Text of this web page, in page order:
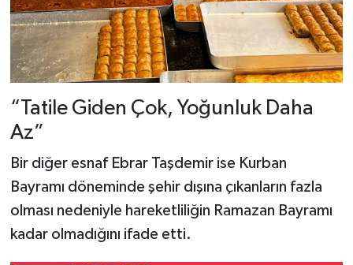
“Tatile Giden Çok, Yoğunluk Daha
Az”
Bir diğer esnaf Ebrar Taşdemir ise Kurban
Bayramı döneminde şehir dışına çıkanların fazla
olması nedeniyle hareketliliğin Ramazan Bayramı
kadar olmadığını ifade etti.